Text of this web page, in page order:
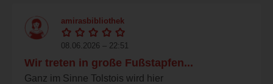
amirasbibliothek
08.06.2026 – 22:51
Wir treten in große Fußstapfen...
Ganz im Sinne Tolstois wird hier